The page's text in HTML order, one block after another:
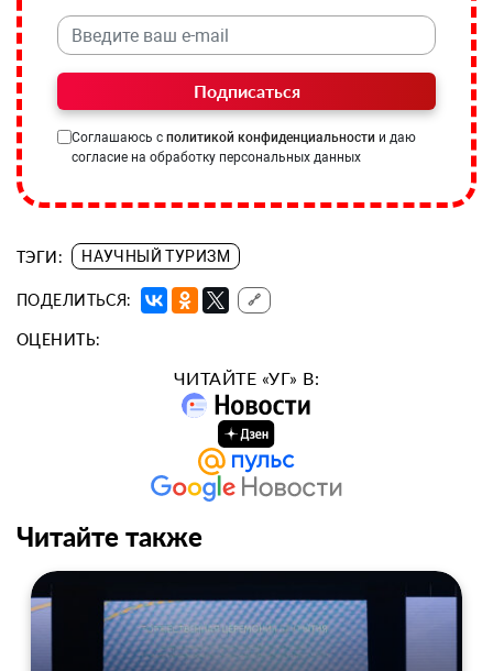
Подписаться
Соглашаюсь с политикой конфиденциальности и даю
согласие на обработку персональных данных
ТЭГИ: НАУЧНЫЙ ТУРИЗМ
ПОДЕЛИТЬСЯ: 🔗
ОЦЕНИТЬ:
ЧИТАЙТЕ «УГ» В:
Читайте также